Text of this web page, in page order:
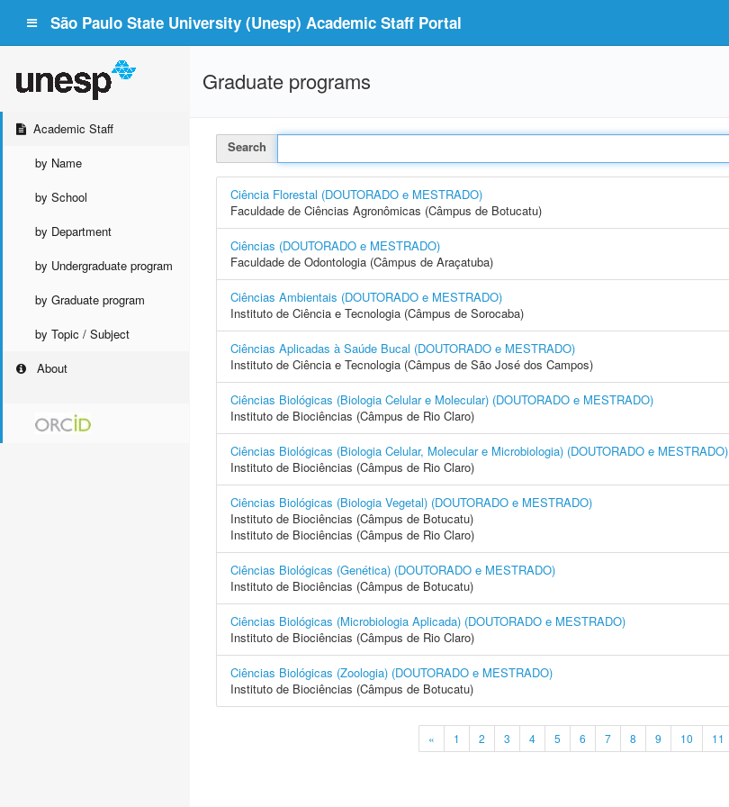
São Paulo State University (Unesp) Academic Staff Portal
Academic Staff
by Name
by School
by Department
by Undergraduate program
by Graduate program
by Topic / Subject
About
Graduate programs
Search
Ciência Florestal (DOUTORADO e MESTRADO)
Faculdade de Ciências Agronômicas (Câmpus de Botucatu)
Ciências (DOUTORADO e MESTRADO)
Faculdade de Odontologia (Câmpus de Araçatuba)
Ciências Ambientais (DOUTORADO e MESTRADO)
Instituto de Ciência e Tecnologia (Câmpus de Sorocaba)
Ciências Aplicadas à Saúde Bucal (DOUTORADO e MESTRADO)
Instituto de Ciência e Tecnologia (Câmpus de São José dos Campos)
Ciências Biológicas (Biologia Celular e Molecular) (DOUTORADO e MESTRADO)
Instituto de Biociências (Câmpus de Rio Claro)
Ciências Biológicas (Biologia Celular, Molecular e Microbiologia) (DOUTORADO e MESTRADO)
Instituto de Biociências (Câmpus de Rio Claro)
Ciências Biológicas (Biologia Vegetal) (DOUTORADO e MESTRADO)
Instituto de Biociências (Câmpus de Botucatu)
Instituto de Biociências (Câmpus de Rio Claro)
Ciências Biológicas (Genética) (DOUTORADO e MESTRADO)
Instituto de Biociências (Câmpus de Botucatu)
Ciências Biológicas (Microbiologia Aplicada) (DOUTORADO e MESTRADO)
Instituto de Biociências (Câmpus de Rio Claro)
Ciências Biológicas (Zoologia) (DOUTORADO e MESTRADO)
Instituto de Biociências (Câmpus de Botucatu)
« 1 2 3 4 5 6 7 8 9 10 11